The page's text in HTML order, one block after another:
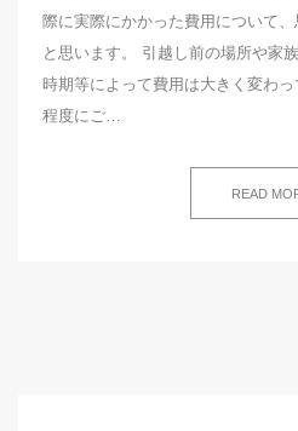
際に実際にかかった費用について
と思います。 引越し前の場所や家
時期等によって費用は大きく変わ
程度にご…
READ